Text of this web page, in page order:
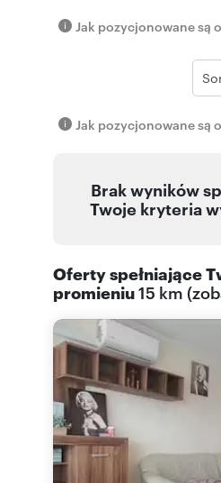
Jak pozycjonowane są
Jak pozycjonowane są
Brak wyników
Twoje kryteria
Oferty spełniające
promieniu15 km (